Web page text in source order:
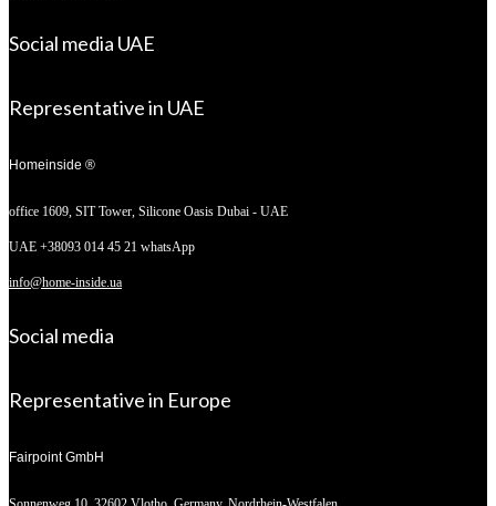
Social media UAE
Representative in UAE
Homeinside ®
office 1609, SIT Tower, Silicone Oasis Dubai - UAE
UAE +38093 014 45 21 whatsApp
info@home-inside.ua
Social media
Representative in Europe
Fairpoint GmbH